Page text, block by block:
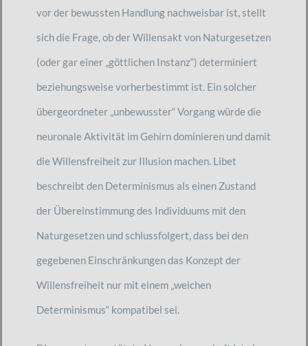
vor der bewussten Handlung nachweisbar ist, stellt
sich die Frage, ob der Willensakt von Naturgesetzen
(oder gar einer „göttlichen Instanz“) determiniert
beziehungsweise vorherbestimmt ist. Ein solcher
übergeordneter „unbewusster“ Vorgang würde die
neuronale Aktivität im Gehirn dominieren und damit
die Willensfreiheit zur Illusion machen. Libet
beschreibt den Determinismus als einen Zustand
der Übereinstimmung des Individuums mit den
Naturgesetzen und schlussfolgert, dass bei den
gegebenen Einschränkungen das Konzept der
Willensfreiheit nur mit einem „weichen
Determinismus“ kompatibel sei.